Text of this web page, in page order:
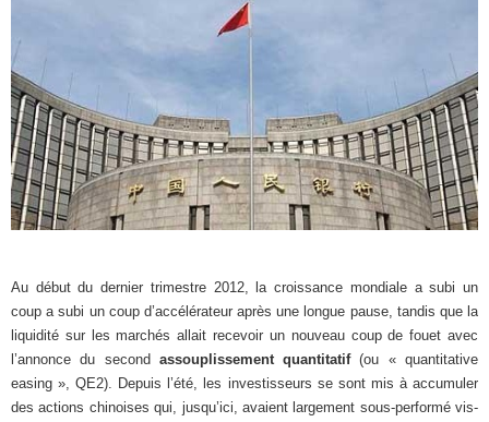
Au début du dernier trimestre 2012, la croissance mondiale a subi un
coup a subi un coup d’accélérateur après une longue pause, tandis que la
liquidité sur les marchés allait recevoir un nouveau coup de fouet avec
l’annonce du second assouplissement quantitatif(ou « quantitative
easing », QE2). Depuis l’été, les investisseurs se sont mis à accumuler
des actions chinoises qui, jusqu’ici, avaient largement sous-performé vis-